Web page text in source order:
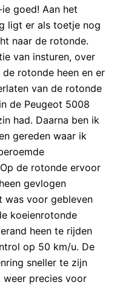
goed! Aan het
ligt er als toetje nog
naar de rotonde.
van insturen, over
rotonde heen en er
van de rotonde
de Peugeot 5008
had. Daarna ben ik
gereden waar ik
de rotonde ervoor
gevlogen
was voor gebleven
koeienrotonde
heen te rijden
op 50 km/u. De
sneller te zijn
weer precies voor